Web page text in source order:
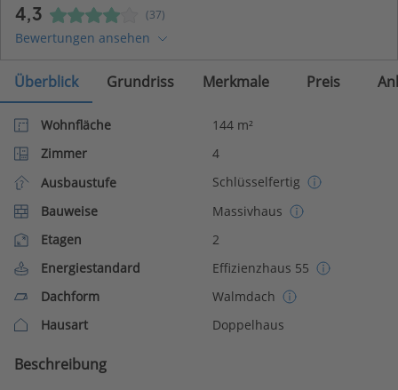
4,3 (37)
Bewertungen ansehen
Überblick Grundriss Merkmale Preis
Wohnfläche
144 m²
Zimmer
4
Ausbaustufe
Schlüsselfertig
Bauweise
Massivhaus
Etagen
2
Energiestandard
Effizienzhaus 55
Dachform
Walmdach
Hausart
Doppelhaus
Beschreibung